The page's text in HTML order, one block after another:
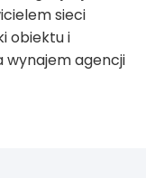
sieci
obiektu i
wynajem agencji